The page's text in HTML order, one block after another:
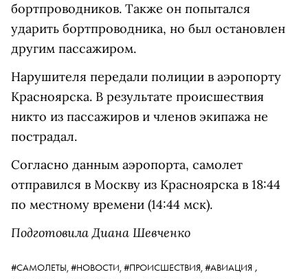
бортпроводников. Также он попытался
ударить бортпроводника, но был остановлен
другим пассажиром.
Нарушителя передали полиции в аэропорту
Красноярска. В результате происшествия
никто из пассажиров и членов экипажа не
пострадал.
Согласно данным аэропорта, самолет
отправился в Москву из Красноярска в 18:44
по местному времени (14:44 мск).
Подготовила Диана Шевченко
#САМОЛЕТЫ, #НОВОСТИ, #ПРОИСШЕСТВИЯ, #АВИАЦИЯ ,